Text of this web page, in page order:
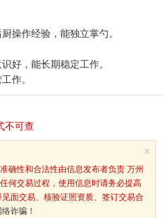
操作经验，能独立掌勺。
好，能长期稳定工作。
作。
不可查
×
确性和合法性由信息发布者负责 万州
何交易过程，使用信息时请务必提高
面交易、核验证照资质、签订交易合
诈骗！